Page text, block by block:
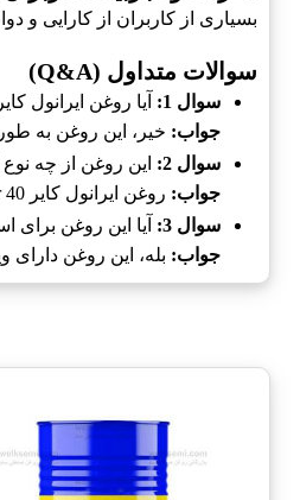
بسیاری از کاربران از کارایی و
سوالات متداول (Q&A)
سوال 1:
آیا روغن ایرانول کایر Kayer 40 مناسب برای موتورهای غیر دریایی نیز هست؟
جواب: خیر، این روغن به
سوال 2:
این روغن از چه
جواب: روغن ایرانول کایر Kayer 40 دارای افزودنی‌هایی است که از سایش و اکسیداسیون جلوگیری می‌کند.
سوال 3:
آیا این روغن
جواب: بله، این روغن